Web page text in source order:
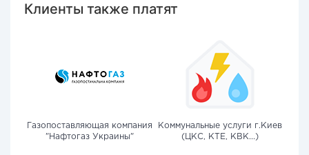
Клиенты также платят
Газопоставляющая компания
"Нафтогаз Украины"
Коммунальные услуги г.Киев
(ЦКС, КТЕ, КВК...)